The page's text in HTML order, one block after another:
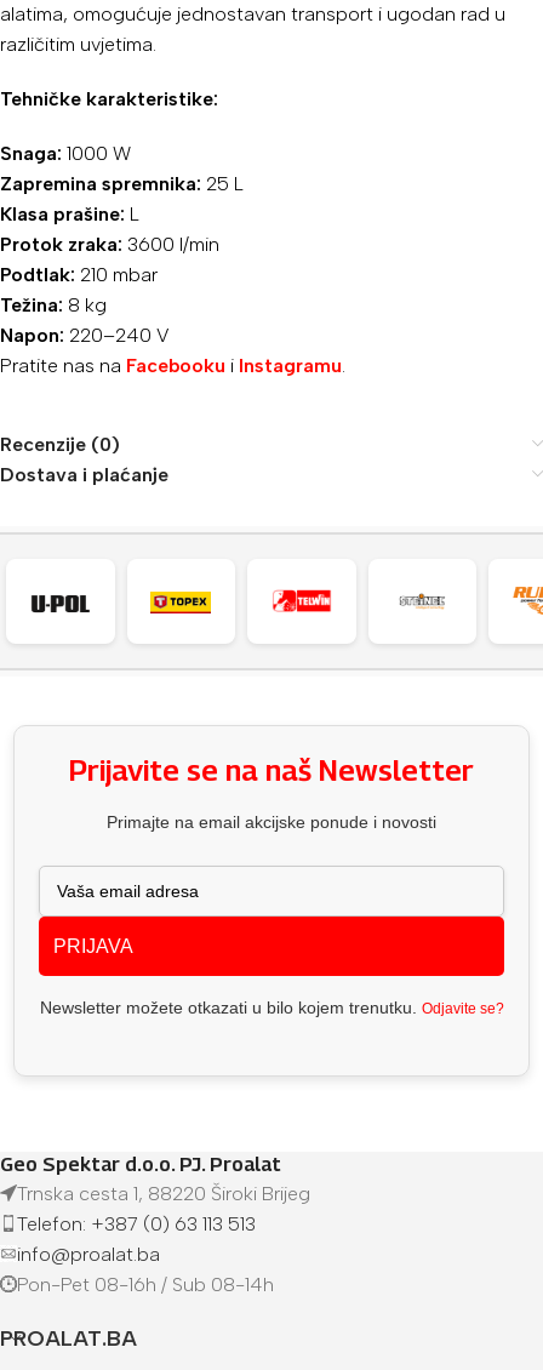
alatima, omogućuje jednostavan transport i ugodan rad u
različitim uvjetima.
Tehničke karakteristike:
Snaga: 1000 W
Zapremina spremnika: 25 L
Klasa prašine: L
Protok zraka: 3600 l/min
Podtlak: 210 mbar
Težina: 8 kg
Napon: 220–240 V
Pratite nas na Facebooku i Instagramu.
Recenzije (0)
Dostava i plaćanje
Prijavite se na naš Newsletter
Primajte na email akcijske ponude i novosti
PRIJAVA
Newsletter možete otkazati u bilo kojem trenutku. Odjavite se?
Geo Spektar d.o.o. PJ. Proalat
Trnska cesta 1, 88220 Široki Brijeg
Telefon: +387 (0) 63 113 513
info@proalat.ba
Pon-Pet 08-16h / Sub 08-14h
PROALAT.BA